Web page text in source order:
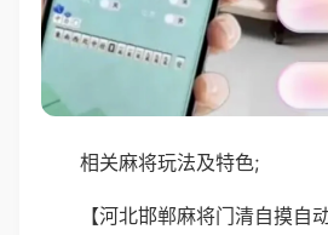
相关麻将玩法及特色;
【河北邯郸麻将门清自摸自